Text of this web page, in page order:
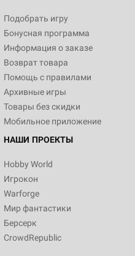
Подобрать игру
Бонусная программа
Информация о заказе
Возврат товара
Помощь с правилами
Архивные игры
Товары без скидки
Мобильное приложение
НАШИ ПРОЕКТЫ
Hobby World
Игрокон
Warforge
Мир фантастики
Берсерк
CrowdRepublic